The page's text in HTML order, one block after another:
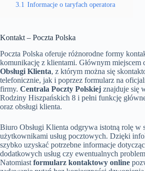
3.1 Informacje o taryfach operatora
Kontakt – Poczta Polska
Poczta Polska oferuje różnorodne formy
komunikację z klientami. Głównym miejscem
Obsługi Klienta, z którym można się
telefonicznie, jak i poprzez formularz na
firmy. Centrala Poczty Polskiej znajduje się
Rodziny Hiszpańskich 8 i pełni funkcję
oraz obsługi klienta.
Biuro Obsługi Klienta odgrywa istotną rolę w
użytkownikami usług pocztowych. Dzięki
szybko uzyskać potrzebne informacje
dodatkowych usług czy ewentualnych
Natomiast formularz kontaktowy online